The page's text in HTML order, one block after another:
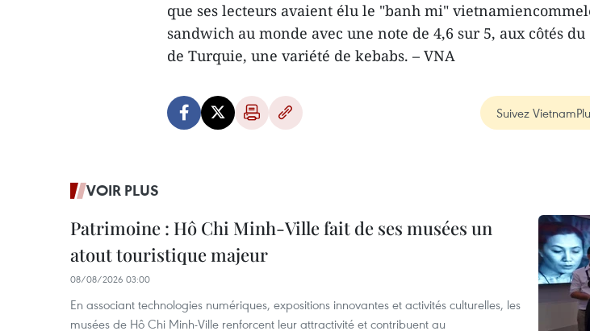
que ses lecteurs avaient élu le "banh mi"
sandwich au monde avec une note de 4,6 sur 5, aux côtés
de Turquie, une variété de kebabs. – VNA
Suivez
VOIR PLUS
Patrimoine : Hô Chi Minh-Ville fait de ses musées un
atout touristique majeur
08/08/2026 03:00
En associant technologies numériques, expositions innovantes et activités culturelles, les
musées de Hô Chi Minh-Ville renforcent leur attractivité et contribuent au